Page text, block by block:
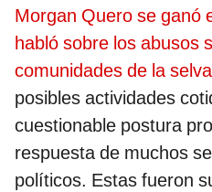
Morgan Quero se ganó
habló sobre los abusos
comunidades de la selva
posibles actividades
cuestionable postura
respuesta de muchos
políticos. Estas fueron